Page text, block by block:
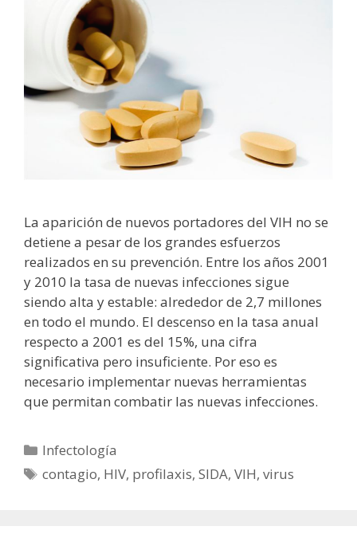
La aparición de nuevos portadores del VIH no se
detiene a pesar de los grandes esfuerzos
realizados en su prevención. Entre los años 2001
y 2010 la tasa de nuevas infecciones sigue
siendo alta y estable: alrededor de 2,7 millones
en todo el mundo. El descenso en la tasa anual
respecto a 2001 es del 15%, una cifra
significativa pero insuficiente. Por eso es
necesario implementar nuevas herramientas
que permitan combatir las nuevas infecciones.
Categorías
Infectología
Etiquetas
contagio, HIV, profilaxis,SIDA,VIH,virus